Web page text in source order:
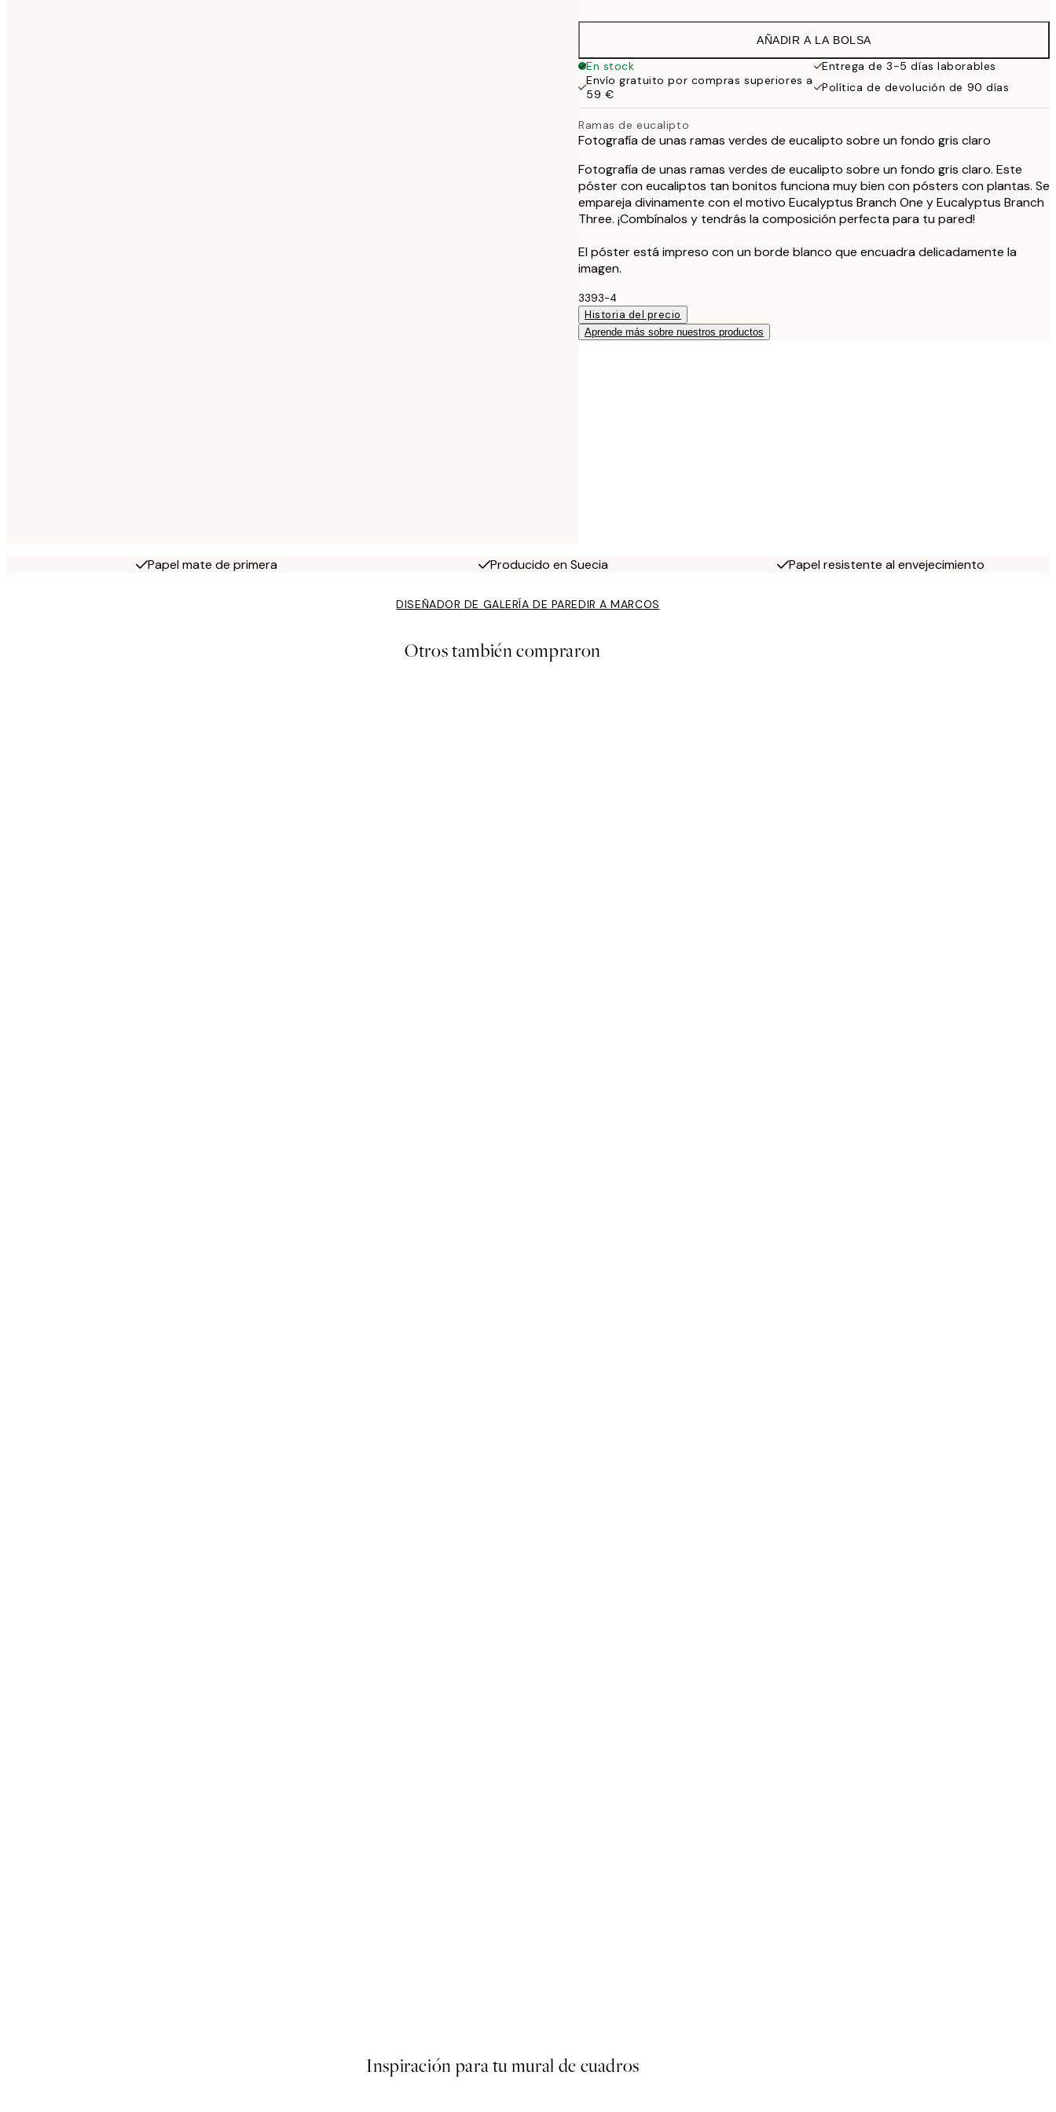
19,95 €
32,45 €
AÑADIR A LA BOLSA
En stock
Entrega de 3-5 días laborables
Envío gratuito por compras superiores a
59 €
Política de devolución de 90 días
Ramas de eucalipto
Fotografía de unas ramas verdes de eucalipto sobre un fondo gris claro
Fotografía de unas ramas verdes de eucalipto sobre un fondo gris claro. Este
póster con eucaliptos tan bonitos funciona muy bien con pósters con plantas. Se
empareja divinamente con el motivo Eucalyptus Branch One y Eucalyptus Branch
Three. ¡Combínalos y tendrás la composición perfecta para tu pared!
El póster está impreso con un borde blanco que encuadra delicadamente la
imagen.
3393-4
Historia del precio
Aprende más sobre nuestros productos
Papel mate de primera Producido en Suecia Papel resistente al envejecimiento
DISEÑADOR DE GALERÍA DE PAREDIR A MARCOS
Otros también compraron
Inspiración para tu mural de cuadros